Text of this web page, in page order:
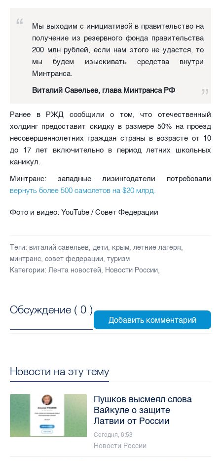
Мы выходим с инициативой в правительство на
получение из резервного фонда правительства
200 млн рублей, если нам этого не удастся, то
мы будем изыскивать средства внутри
Минтранса.
Виталий Савельев, глава Минтранса РФ
Ранее в РЖД сообщили о том, что отечественный
холдинг предоставит скидку в размере 50% на проезд
несовершеннолетних граждан страны в возрасте от 10
до 17 лет включительно в период летних школьных
каникул.
Минтранс: западные лизингодатели потребовали
вернуть более 500 самолетов на $20 млрд.
Фото и видео: YouTube / Совет Федерации
Теги: виталий савельев, дети, крым, летние лагеря,
минтранс, совет федерации, туризм
Категории: Лента новостей, Новости России,
Обсуждение ( 0 )
Новости на эту тему
Пушков высмеял слова
Вайкуле о защите
Латвии от России
Сегодня, 8:53
Новости России